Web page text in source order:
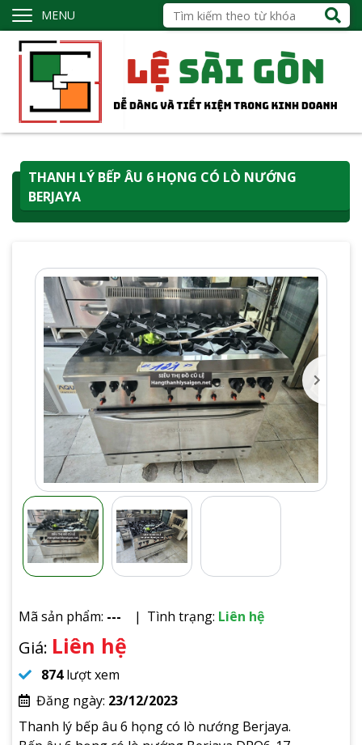
MENU
THANH LÝ BẾP ÂU 6 HỌNG CÓ LÒ NƯỚNG
BERJAYA
Mã sản phẩm: --- Tình trạng: Liên hệ
Giá: Liên hệ
874lượt xem
Đăng ngày: 23/12/2023
Thanh lý bếp âu 6 họng có lò nướng Berjaya.